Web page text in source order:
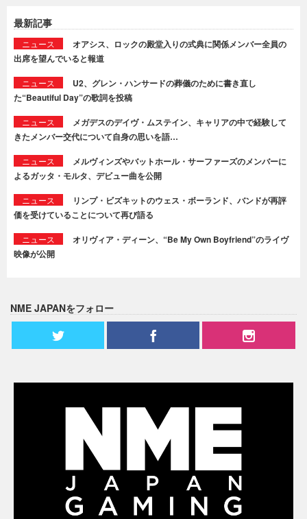
最新記事
ニュース
オアシス、ロックの殿堂入りの式典に関係メンバー全員の
出席を望んでいると報道
ニュース
U2、グレン・ハンサードの葬儀のために書き直し
た“Beautiful Day”の歌詞を投稿
ニュース
メガデスのデイヴ・ムステイン、キャリアの中で経験して
きたメンバー交代について自身の思いを語…
ニュース
メルヴィンズやバットホール・サーファーズのメンバーに
よるガッタ・モルタ、デビュー曲を公開
ニュース
リンプ・ビズキットのウェス・ボーランド、バンドが再評
価を受けていることについて再び語る
ニュース
オリヴィア・ディーン、“Be My Own Boyfriend”のライヴ
映像が公開
NME JAPANをフォロー